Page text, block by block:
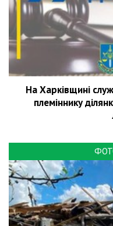
На Харківщині
племіннику